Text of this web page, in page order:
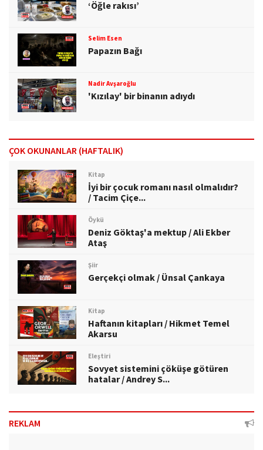
‘Öğle rakısı’
Selim Esen
Papazın Bağı
Nadir Avşaroğlu
'Kızılay' bir binanın adıydı
ÇOK OKUNANLAR (HAFTALIK)
Kitap
İyi bir çocuk romanı nasıl olmalıdır?
/ Tacim Çiçe...
Öykü
Deniz Göktaş'a mektup / Ali Ekber
Ataş
Şiir
Gerçekçi olmak / Ünsal Çankaya
Kitap
Haftanın kitapları / Hikmet Temel
Akarsu
Eleştiri
Sovyet sistemini çöküşe götüren
hatalar / Andrey S...
REKLAM